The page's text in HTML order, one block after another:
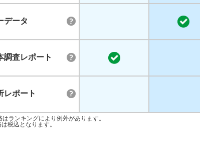
データ
調査レポート
レポート
ランキングにより例外があります。
税込となります。